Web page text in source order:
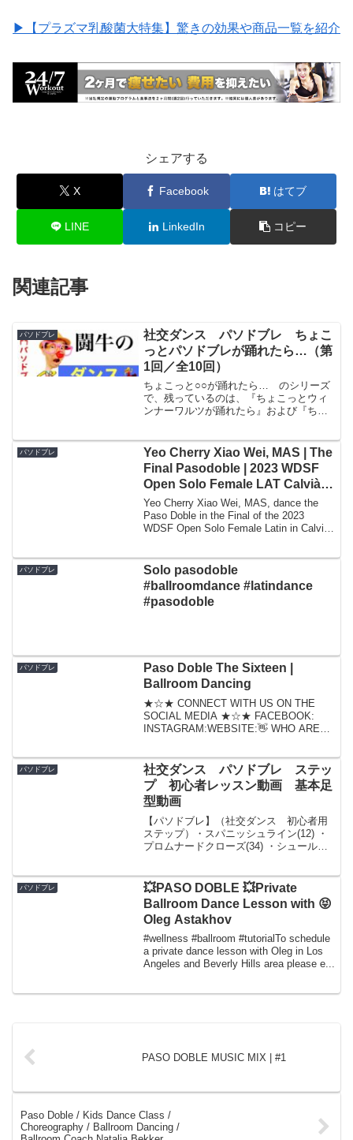
▶︎【プラズマ乳酸菌大特集】驚きの効果や商品一覧を紹介
シェアする
X Facebook はてブ
LINE LinkedIn コピー
関連記事
パソドブレ
社交ダンス パソドブレ ちょこ
っとパソドブレが踊れたら…（第
1回／全10回）
ちょこっと○○が踊れたら… のシリーズ
で、残っているのは、『ちょこっとウィ
ンナーワルツが踊れたら』および『ちょ
ましたので、僕としても非常に嬉しいで
す。お楽しみくださいませ...
パソドブレ
Yeo Cherry Xiao Wei, MAS | The
Final Pasodoble | 2023 WDSF
Open Solo Female LAT Calvià,
ESP
Yeo Cherry Xiao Wei, MAS, dance the
Paso Doble in the Final of the 2023
WDSF Open Solo Female Latin in Calvià,
パソドブレ
Solo pasodoble
#ballroomdance #latindance
#pasodoble
パソドブレ
Paso Doble The Sixteen |
Ballroom Dancing
★☆★ CONNECT WITH US ON THE
SOCIAL MEDIA ★☆★ FACEBOOK:
INSTAGRAM:WEBSITE:👋 WHO ARE
パソドブレ
社交ダンス パソドブレ ステッ
プ 初心者レッスン動画 基本足
型動画
【パソドブレ】（社交ダンス 初心者用
ステップ）・スパニッシュライン(12) ・
プロムナードクローズ(34) ・シュールプ
マーク(678 1234) ・...
パソドブレ
💥PASO DOBLE 💥Private
Ballroom Dance Lesson with 😝
Oleg Astakhov
#wellness #ballroom #tutorialTo schedule
a private dance lesson with Oleg in Los
Angeles and Beverly Hills area please e...
PASO DOBLE MUSIC MIX | #1
Paso Doble / Kids Dance Class /
Choreography / Ballroom Dancing /